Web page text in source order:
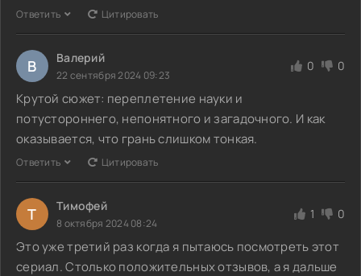
Ответить Цитировать
В Валерий
22 сентября 2024 09:23
0 0
Крутой сюжет: переплетение науки и
потустороннего, непонятного и загадочного. И как
оказывается, что грань слишком тонкая.
Ответить Цитировать
Т Тимофей
8 октября 2024 08:24
1 0
Это уже третий раз когда я пытаюсь посмотреть этот
сериал. Столько положительных отзывов, а я дальше